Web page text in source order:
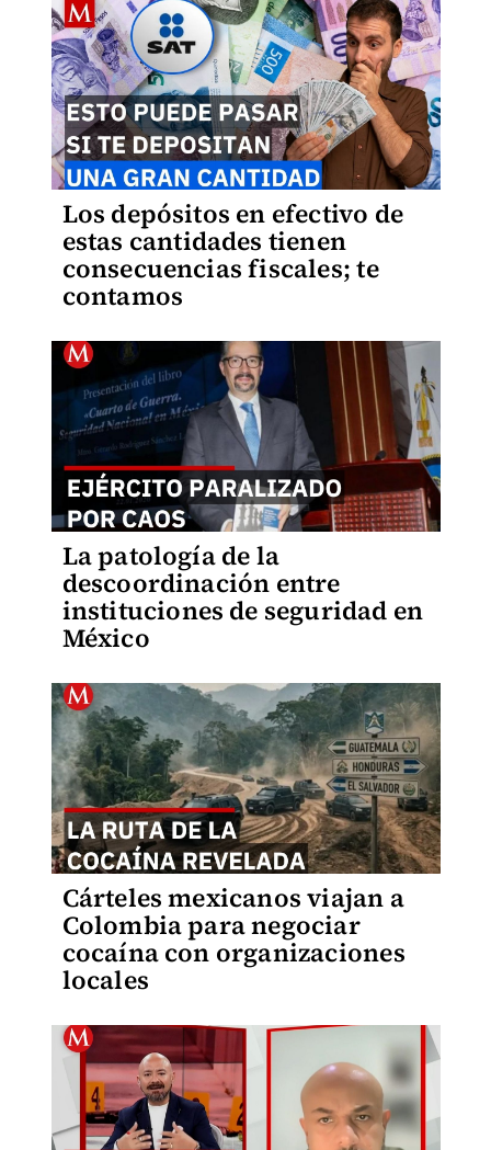
Los depósitos en efectivo de
estas cantidades tienen
consecuencias fiscales; te
contamos
La patología de la
descoordinación entre
instituciones de seguridad en
México
Cárteles mexicanos viajan a
Colombia para negociar
cocaína con organizaciones
locales